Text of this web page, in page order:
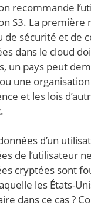
recommande
S3. La
de sécurité et de
dans le cloud
un pays peut
une
et les lois
d’un
de l’utilisateur
cryptées sont
les États-
dans ce cas ?